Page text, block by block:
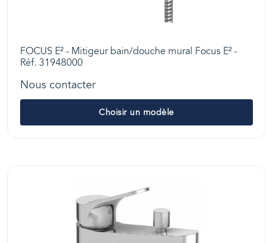
FOCUS E² - Mitigeur bain/douche mural Focus E² -
Réf. 31948000
Nous contacter
Choisir un modèle